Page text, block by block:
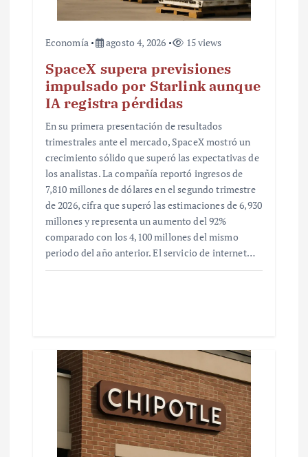
Economía agosto 4, 2026 15 views
SpaceX supera previsiones
impulsado por Starlink aunque
IA registra pérdidas
En su primera presentación de resultados
trimestrales ante el mercado, SpaceX mostró un
crecimiento sólido que superó las expectativas de
los analistas. La compañía reportó ingresos de
7,810 millones de dólares en el segundo trimestre
de 2026, cifra que superó las estimaciones de 6,930
millones y representa un aumento del 92%
comparado con los 4,100 millones del mismo
periodo del año anterior. El servicio de internet…